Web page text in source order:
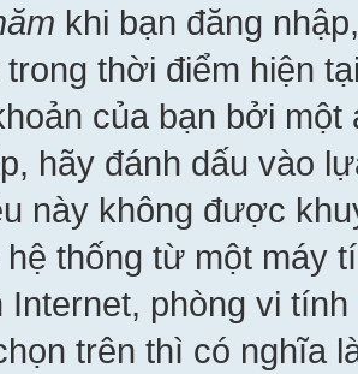
khi bạn đăng
trong thời điểm hiện
của bạn bởi
hãy đánh dấu vào
này không được
hệ thống từ một máy
Internet, phòng vi
trên thì có nghĩa